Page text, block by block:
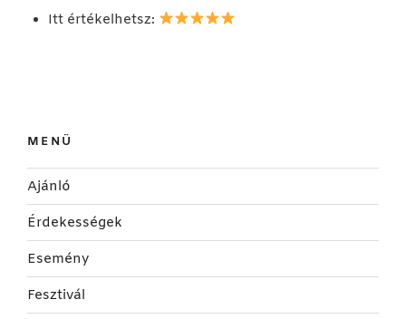
Itt értékelhetsz:
MENÜ
Ajánló
Érdekességek
Esemény
Fesztivál